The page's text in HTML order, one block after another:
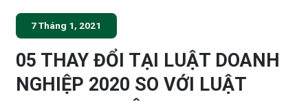
7 Tháng 1, 2021
05 THAY ĐỔI TẠI LUẬT DOANH
NGHIỆP 2020 SO VỚI LUẬT